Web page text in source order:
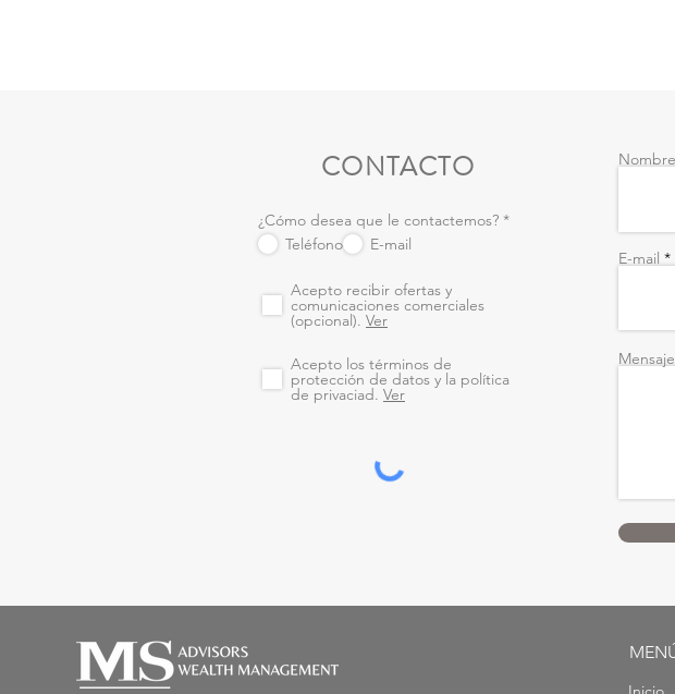
CONTACTO
¿Cómo desea que le contactemos? *
Teléfono
E-mail
Acepto recibir ofertas y
comunicaciones comerciales
(opcional). Ver
Acepto los términos de
protección de datos y la política
de privaciad. Ver
Nombre
E-mail
Mensaje